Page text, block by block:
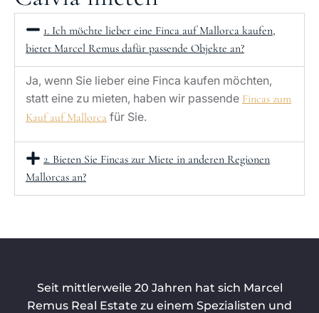
1. Ich möchte lieber eine Finca auf Mallorca kaufen,
bietet Marcel Remus dafür passende Objekte an?
Ja, wenn Sie lieber eine Finca kaufen möchten,
statt eine zu mieten, haben wir passende Fincas zum
Kauf auf Mallorca für Sie.
2. Bieten Sie Fincas zur Miete in anderen Regionen
Mallorcas an?
Seit mittlerweile 20 Jahren hat sich Marcel
Remus Real Estate zu einem Spezialisten und